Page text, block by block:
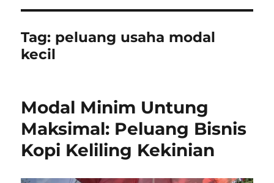
Tag: peluang usaha modal
kecil
Modal Minim Untung
Maksimal: Peluang Bisnis
Kopi Keliling Kekinian